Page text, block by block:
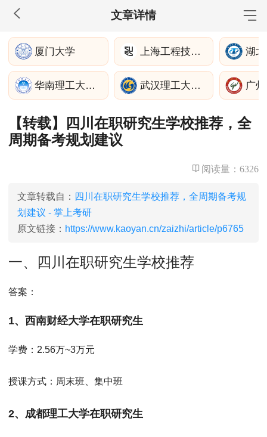
文章详情
MBA工商管理
院校库 考试报名 招生政策 学制学费
报名流程
考试真题
报考经验 招生简章
MEM工程管理
院校库 考试报名 招生政策
MPA公共管理
院校库 考试报名
MPAcc会计专硕
院校库
考试真题
报考经验 招生简章
MTA旅游管理
考试真题
报考经验 招生简章
厦门大学 上海工程技术大学管理学院 湖
华南理工大学经济与金融学院 武汉理工大学深圳 广
【转载】四川在职研究生学校推荐，全
周期备考规划建议
阅读量： 6326
文章转载自： 四川在职研究生学校推荐，全周期备考规
划建议 - 掌上考研
原文链接： https://www.kaoyan.cn/zaizhi/article/p6765
一、四川在职研究生学校推荐
答案：
1、西南财经大学在职研究生
学费： 2.56万~3万元
授课方式： 周末班、集中班
2、成都理工大学在职研究生